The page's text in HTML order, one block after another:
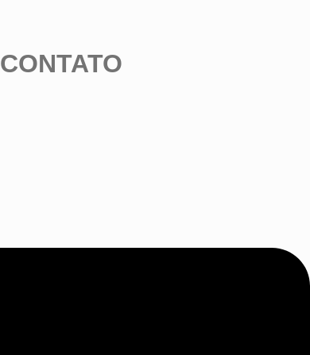
CONTATO